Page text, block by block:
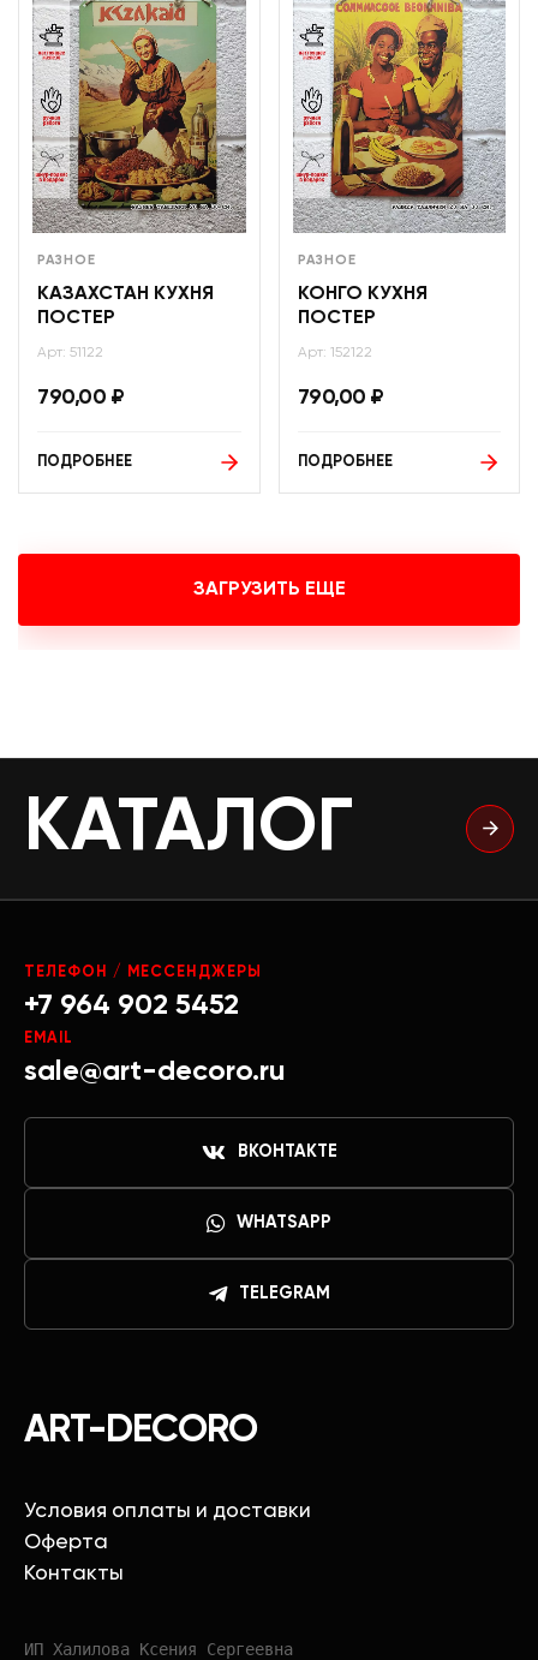
РАЗНОЕ
КАЗАХСТАН КУХНЯ
ПОСТЕР
Арт: 51122
790,00 ₽
ПОДРОБНЕЕ
РАЗНОЕ
КОНГО КУХНЯ
ПОСТЕР
Арт: 152122
790,00 ₽
ПОДРОБНЕЕ
ЗАГРУЗИТЬ ЕЩЕ
КАТАЛОГ
ART-DECORO
Условия оплаты и доставки
Оферта
Контакты
ИП Халилова Ксения Сергеевна
ТЕЛЕФОН / МЕССЕНДЖЕРЫ
+7 964 902 5452
EMAIL
sale@art-decoro.ru
ВКОНТАКТЕ
WHATSAPP
TELEGRAM